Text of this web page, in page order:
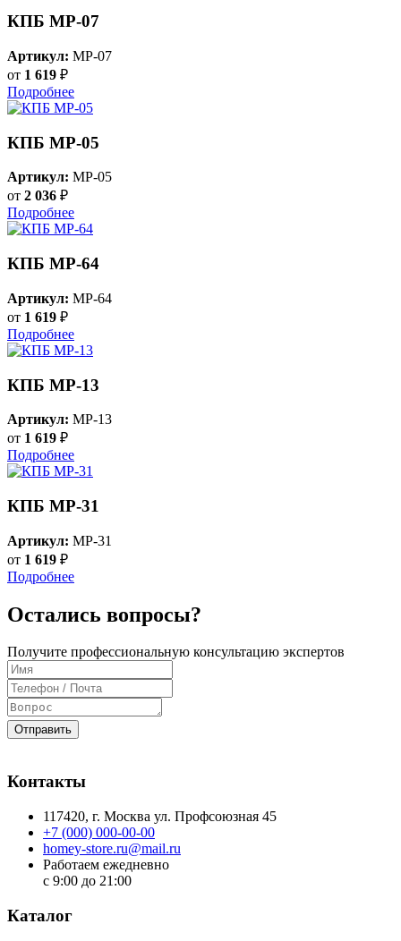
КПБ MP-07
Артикул: MP-07
от 1 619 ₽
Подробнее
КПБ MP-05
Артикул: MP-05
от 2 036 ₽
Подробнее
КПБ MP-64
Артикул: MP-64
от 1 619 ₽
Подробнее
КПБ MP-13
Артикул: MP-13
от 1 619 ₽
Подробнее
КПБ MP-31
Артикул: MP-31
от 1 619 ₽
Подробнее
Остались вопросы?
Получите профессиональную консультацию экспертов
Отправить
Контакты
117420, г. Москва ул. Профсоюзная 45
+7 (000) 000-00-00
homey-store.ru@mail.ru
Работаем ежедневно
с 9:00 до 21:00
Каталог